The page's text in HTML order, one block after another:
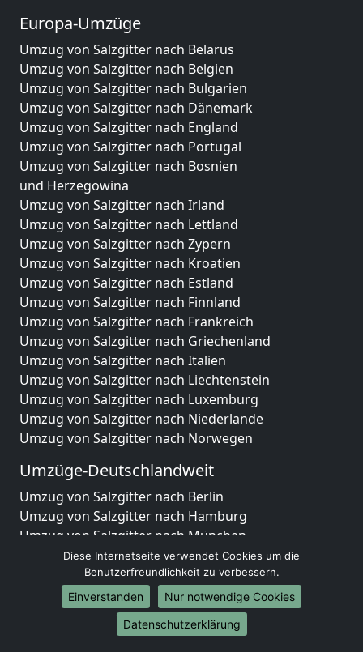
Europa-Umzüge
Umzug von Salzgitter nach Belarus
Umzug von Salzgitter nach Belgien
Umzug von Salzgitter nach Bulgarien
Umzug von Salzgitter nach Dänemark
Umzug von Salzgitter nach England
Umzug von Salzgitter nach Portugal
Umzug von Salzgitter nach Bosnien
und Herzegowina
Umzug von Salzgitter nach Irland
Umzug von Salzgitter nach Lettland
Umzug von Salzgitter nach Zypern
Umzug von Salzgitter nach Kroatien
Umzug von Salzgitter nach Estland
Umzug von Salzgitter nach Finnland
Umzug von Salzgitter nach Frankreich
Umzug von Salzgitter nach Griechenland
Umzug von Salzgitter nach Italien
Umzug von Salzgitter nach Liechtenstein
Umzug von Salzgitter nach Luxemburg
Umzug von Salzgitter nach Niederlande
Umzug von Salzgitter nach Norwegen
Umzüge-Deutschlandweit
Umzug von Salzgitter nach Berlin
Umzug von Salzgitter nach Hamburg
Umzug von Salzgitter nach München
Umzug von Salzgitter nach Köln
Umzug von Salzgitter nach Frankfurt am Main
Umzug von Salzgitter nach Stuttgart
Umzug von Salzgitter nach Düsseldorf
Umzug von Salzgitter nach Leipzig
Diese Internetseite verwendet Cookies um die
Benutzerfreundlichkeit zu verbessern.
Einverstanden
Nur notwendige Cookies
Datenschutzerklärung